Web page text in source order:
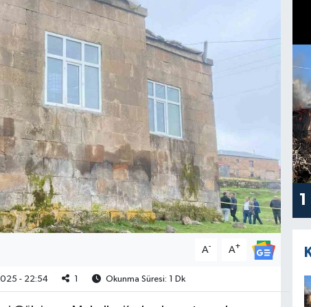
A- A+
- 22:54 1 Okunma Süresi: 1 Dk
1